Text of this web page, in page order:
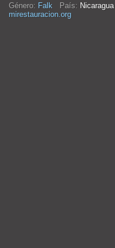
Género: Falk País:
mirestauracion.org